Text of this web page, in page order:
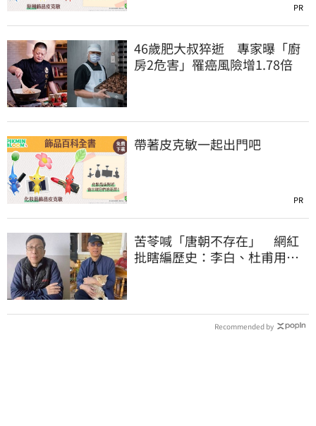
PR
46歲肥大叔猝逝 專家曝「廚
房2危害」罹癌風險增1.78倍
帶著皮克敏一起出門吧
PR
苦苓喊「唐朝不存在」 網紅
批瞎編歷史：李白、杜甫用鮮
Recommended by